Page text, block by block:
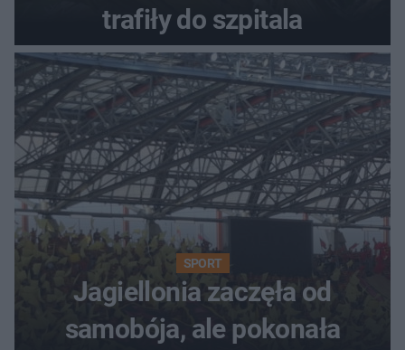
trafiły do szpitala
SPORT
Jagiellonia zaczęła od
samobója, ale pokonała